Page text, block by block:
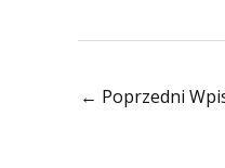
← Poprzedni